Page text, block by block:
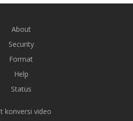
About
Security
Format
Help
Status
konversi video